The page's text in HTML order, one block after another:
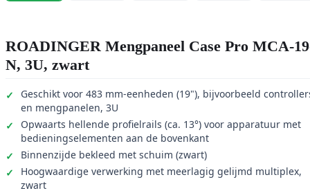
ROADINGER Mengpaneel Case Pro MCA-
N, 3U, zwart
Geschikt voor 483 mm-eenheden (19"), bijvoorbeeld
en mengpanelen, 3U
Opwaarts hellende profielrails (ca. 13°) voor apparatuur met
bedieningselementen aan de bovenkant
Binnenzijde bekleed met schuim (zwart)
Hoogwaardige verwerking met meerlagig gelijmd multiplex,
zwart